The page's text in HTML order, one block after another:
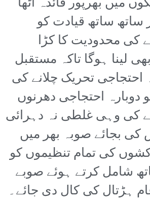
ساتھ قیادت کو
کی محدودیت کا کڑا
لینا ہوگا تاکہ مستقبل
احتجاجی تحریک چلانے کی
دوبارہ احتجاجی دھرنوں
کی وہی غلطی نہ دہرائی
کی بجائے صوبہ بھر میں
کی تمام تنظیموں کو
شامل کرتے ہوئے صوبے
ہڑتال کی کال دی جائے۔